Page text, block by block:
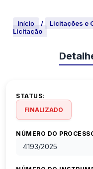
Início / Licitações e
Licitação
STATUS:
FINALIZADO
NÚMERO DO
4193/2025